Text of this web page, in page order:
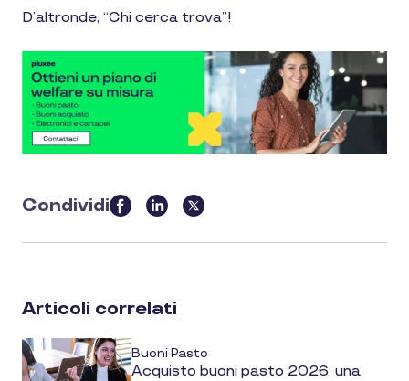
D’altronde, “Chi cerca trova”!
Condividi
this
article
media
Articoli correlati
Buoni Pasto
Acquisto buoni pasto 2026: una